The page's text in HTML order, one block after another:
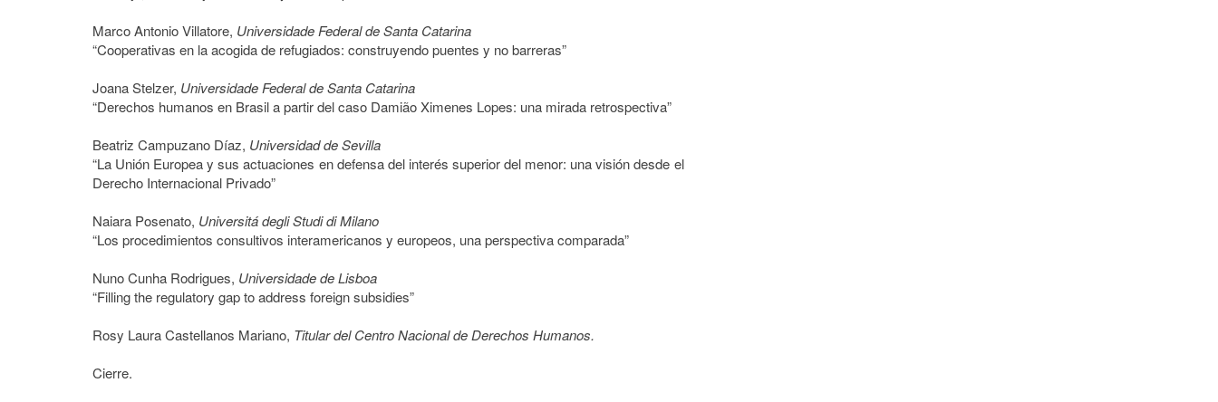
Marco Antonio Villatore, Universidade Federal de Santa Catarina
“Cooperativas en la acogida de refugiados: construyendo puentes y no barreras”
Joana Stelzer, Universidade Federal de Santa Catarina
“Derechos humanos en Brasil a partir del caso Damião Ximenes Lopes: una mirada retrospectiva”
Beatriz Campuzano Díaz, Universidad de Sevilla
“La Unión Europea y sus actuaciones en defensa del interés superior del menor: una visión desde el
Derecho Internacional Privado”
Naiara Posenato, Universitá degli Studi di Milano
“Los procedimientos consultivos interamericanos y europeos, una perspectiva comparada”
Nuno Cunha Rodrigues, Universidade de Lisboa
“Filling the regulatory gap to address foreign subsidies”
Rosy Laura Castellanos Mariano, Titular del Centro Nacional de Derechos Humanos.
Cierre.